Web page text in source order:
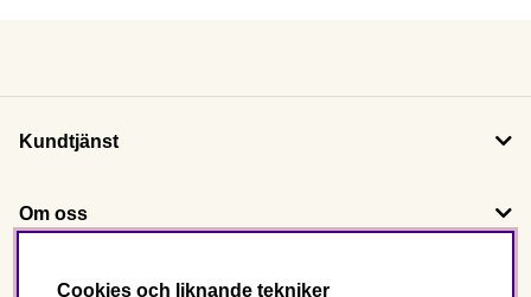
Kundtjänst
Om oss
Följ oss
Cookies och liknande tekniker